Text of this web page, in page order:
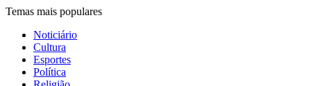
Temas mais populares
Noticiário
Cultura
Esportes
Política